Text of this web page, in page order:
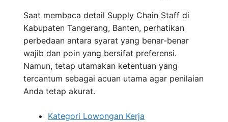
Saat membaca detail Supply Chain Staff di
Kabupaten Tangerang, Banten, perhatikan
perbedaan antara syarat yang benar-benar
wajib dan poin yang bersifat preferensi.
Namun, tetap utamakan ketentuan yang
tercantum sebagai acuan utama agar penilaian
Anda tetap akurat.
Kategori Lowongan Kerja